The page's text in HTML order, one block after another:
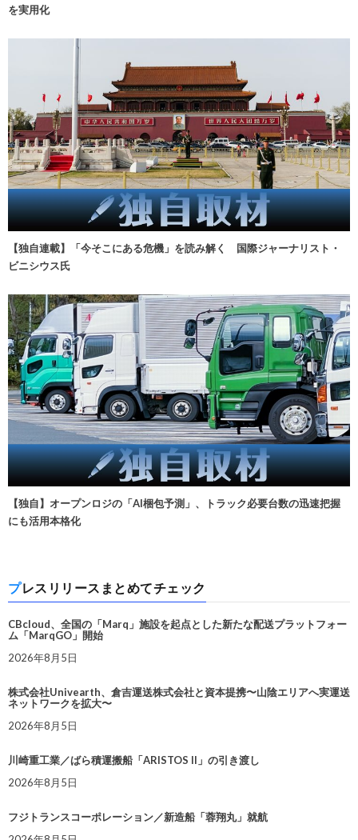
を実用化
【独自連載】「今そこにある危機」を読み解く 国際ジャーナリスト・
ビニシウス氏
【独自】オープンロジの「AI梱包予測」、トラック必要台数の迅速把握
にも活用本格化
プレスリリースまとめてチェック
CBcloud、全国の「Marq」施設を起点とした新たな配送プラットフォー
ム「MarqGO」開始
2026年8月5日
株式会社Univearth、倉吉運送株式会社と資本提携〜山陰エリアへ実運送
ネットワークを拡大〜
2026年8月5日
川崎重工業／ばら積運搬船「ARISTOS II」の引き渡し
2026年8月5日
フジトランスコーポレーション／新造船「蓉翔丸」就航